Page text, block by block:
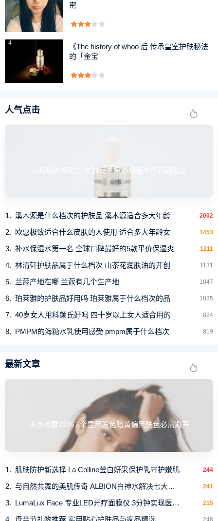
密
4
《The history of whoo 后 传承皇室护肤秘法
的「金宝
人气点击
小棕瓶的使用方法 雅诗兰黛小棕瓶生产日期怎么
溪木源是什么档次的护肤品 溪木源适合多大年龄 2002
欧惠极致适合什么皮肤的人使用 适合多大年龄女 1453
补水保湿水第一名 全球口碑最好的5款平价保湿爽 1211
林清轩护肤品属于什么档次 山茶花润肤油的开创 1131
兰蔻产地在哪 兰蔻有几个生产地 1047
珀莱雅的护肤品好用吗 珀莱雅属于什么档次的品 1035
40岁女人用科颜氏好吗 四十岁以上女人适合用的 824
PMPM的海糖水乳使用感受 pmpm属于什么档次 819
最新文章
发色地雷2026 3个显黑发色暗黄偏黑肤色必需避开
肌肤防护新选择 La Colline莹白妍采保护乳守护嫩肌 244
与自然共舞的美肌传奇 ALBION白神水解决七大肌肤 241
LumaLux Face 专业LED光疗面膜仪 3分钟实现医美级肌 215
母亲节礼物推荐 实用贴心护肤品与家品精选 248